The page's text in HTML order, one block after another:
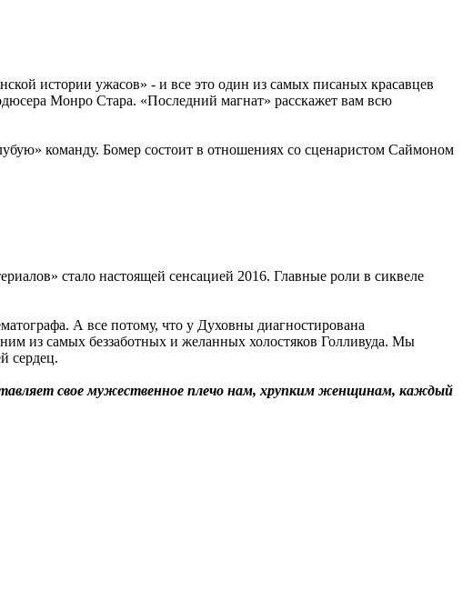
истории ужасов» - и все это один из самых писаных красавцев
Монро Стара. «Последний магнат» расскажет вам всю
команду. Бомер состоит в отношениях со сценаристом Саймоном
стало настоящей сенсацией 2016. Главные роли в сиквеле
А все потому, что у Духовны диагностирована
из самых беззаботных и желанных холостяков Голливуда. Мы
сердец.
свое мужественное плечо нам, хрупким женщинам, каждый